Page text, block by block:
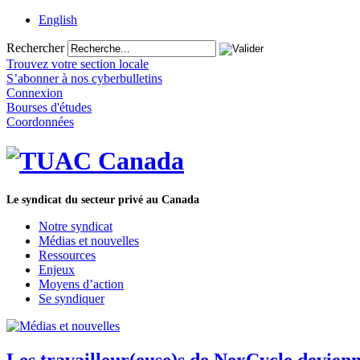
English
Rechercher
Trouvez votre section locale
S’abonner à nos cyberbulletins
Connexion
Bourses d'études
Coordonnées
Le syndicat du secteur privé au Canada
Notre syndicat
Médias et nouvelles
Ressources
Enjeux
Moyens d’action
Se syndiquer